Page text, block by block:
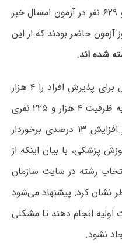
شده اند. وی از ثبت نام ۵۸ هزار و ۶۲۹ نفر در آزمون امسال خبر
و ۴۲۲ نفر در روز آزمون حاضر بودند که از این
نوروز شمسی، ظرفیت نهایی امسال برای پذیرش افراد را ۴ هزار
و ۹۰۵ نفر خواند و افزود: با توجه به ظرفیت ۴ هزار و ۲۲۵ نفری
افزایش ۱۳ درصدی
برخوردار
پزشکی، با بیان اینکه از
انتخاب رشته در سایت سازمان
نشان کرد: پیشنهاد می‌شود
اولیه انجام دهند تا مشکلی
نشود.